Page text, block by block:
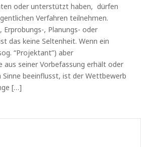
oder unterstützt haben, dürfen
Verfahren teilnehmen.
Erprobungs-, Planungs- oder
das keine Seltenheit. Wenn ein
“Projektant”) aber
seiner Vorbefassung erhält oder
Sinne beeinflusst, ist der Wettbewerb
[…]